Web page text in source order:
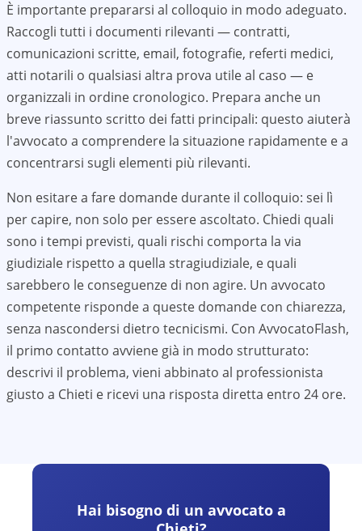
È importante prepararsi al colloquio in modo adeguato.
Raccogli tutti i documenti rilevanti — contratti,
comunicazioni scritte, email, fotografie, referti medici,
atti notarili o qualsiasi altra prova utile al caso — e
organizzali in ordine cronologico. Prepara anche un
breve riassunto scritto dei fatti principali: questo aiuterà
l'avvocato a comprendere la situazione rapidamente e a
concentrarsi sugli elementi più rilevanti.
Non esitare a fare domande durante il colloquio: sei lì
per capire, non solo per essere ascoltato. Chiedi quali
sono i tempi previsti, quali rischi comporta la via
giudiziale rispetto a quella stragiudiziale, e quali
sarebbero le conseguenze di non agire. Un avvocato
competente risponde a queste domande con chiarezza,
senza nascondersi dietro tecnicismi. Con AvvocatoFlash,
il primo contatto avviene già in modo strutturato:
descrivi il problema, vieni abbinato al professionista
giusto a Chieti e ricevi una risposta diretta entro 24 ore.
Hai bisogno di un avvocato a